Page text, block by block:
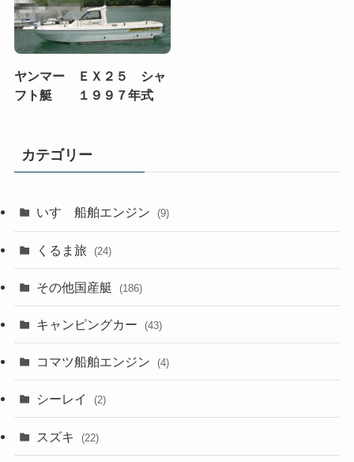
ヤンマー ＥＸ２５ シャ
フト艇 １９９７年式
カテゴリー
いすゞ船舶エンジン (9)
くるま旅 (24)
その他国産艇 (186)
キャンピングカー (43)
コマツ船舶エンジン (4)
シーレイ (2)
スズキ (22)